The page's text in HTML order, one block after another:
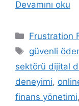
Devamını oku
Kategoriler
Frustration
Etiketler
güvenli
sektörü dijital
deneyimi,
finans yönetimi,